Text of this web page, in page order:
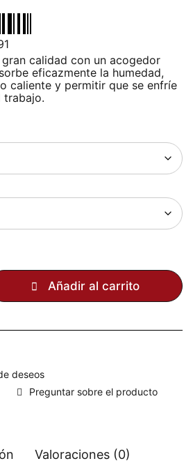
calidad con un acogedor
eficazmente la humedad,
caliente y permitir que se enfríe
trabajo.
Añadir al carrito
Preguntar sobre el producto
Valoraciones (0)